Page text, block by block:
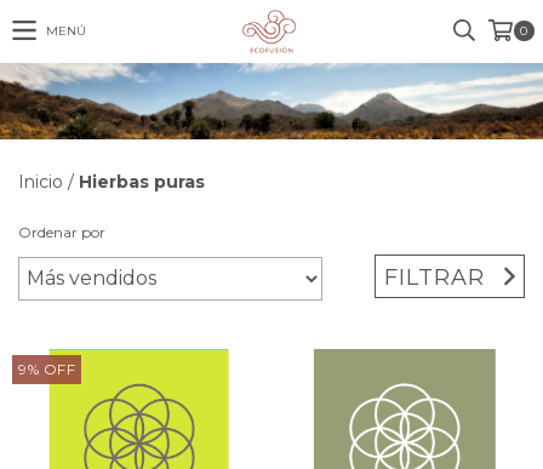
MENÚ 0
Inicio / Hierbas puras
Ordenar por
FILTRAR
9% OFF